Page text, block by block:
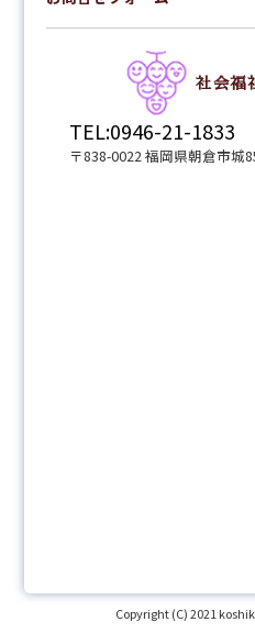
社会福
TEL:0946-21-1833
〒838-0022 福岡県朝倉市城
Copyright (C) 2021